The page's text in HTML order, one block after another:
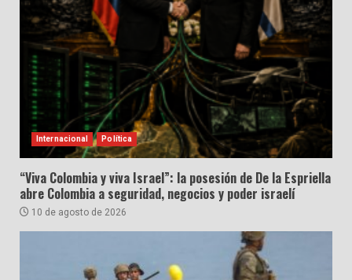
Internacional Política
“Viva Colombia y viva Israel”: la posesión de De la Espriella
abre Colombia a seguridad, negocios y poder israelí
10 de agosto de 2026